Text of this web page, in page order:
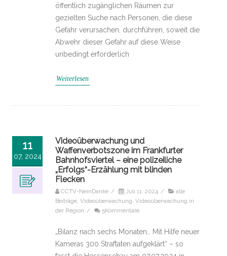
öffentlich zugänglichen Räumen zur
gezielten Suche nach Personen, die diese
Gefahr verursachen, durchführen, soweit die
Abwehr dieser Gefahr auf diese Weise
unbedingt erforderlich
Weiterlesen
11
07, 2024
Videoüberwachung und
Waffenverbotszone im Frankfurter
Bahnhofsviertel – eine polizeiliche
„Erfolgs“-Erzählung mit blinden
Flecken
CCTV-NeinDanke / Juli 11, 2024 /
alle
Beiträge, Videoüberwachung, Videoüberwachung in
der Region / 5Kommentare
„Bilanz nach sechs Monaten… Mit Hilfe neuer
Kameras 300 Straftaten aufgeklärt“ – so